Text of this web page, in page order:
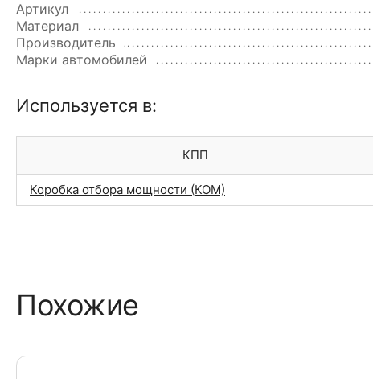
Артикул
Материал
Производитель
Марки автомобилей
Используется в:
КПП
Коробка отбора мощности (КОМ)
Похожие